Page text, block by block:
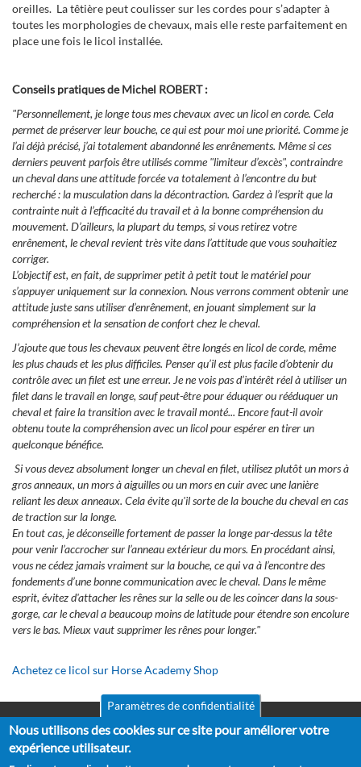
oreilles. La têtière peut coulisser sur les cordes pour s’adapter à
toutes les morphologies de chevaux, mais elle reste parfaitement en
place une fois le licol installée.
Conseils pratiques de Michel ROBERT :
"Personnellement, je longe tous mes chevaux avec un licol en corde. Cela
permet de préserver leur bouche, ce qui est pour moi une priorité. Comme je
l’ai déjà précisé, j’ai totalement abandonné les enrênements. Même si ces
derniers peuvent parfois être utilisés comme "limiteur d’excès", contraindre
un cheval dans une attitude forcée va totalement à l’encontre du but
recherché : la musculation dans la décontraction. Gardez à l’esprit que la
contrainte nuit à l’efficacité du travail et à la bonne compréhension du
mouvement. D’ailleurs, la plupart du temps, si vous retirez votre
enrênement, le cheval revient très vite dans l’attitude que vous souhaitiez
corriger.
L’objectif est, en fait, de supprimer petit à petit tout le matériel pour
s’appuyer uniquement sur la connexion. Nous verrons comment obtenir une
attitude juste sans utiliser d’enrênement, en jouant simplement sur la
compréhension et la sensation de confort chez le cheval.
J’ajoute que tous les chevaux peuvent être longés en licol de corde, même
les plus chauds et les plus difficiles. Penser qu’il est plus facile d’obtenir du
contrôle avec un filet est une erreur. Je ne vois pas d’intérêt réel à utiliser un
filet dans le travail en longe, sauf peut-être pour éduquer ou rééduquer un
cheval et faire la transition avec le travail monté... Encore faut-il avoir
obtenu toute la compréhension avec un licol pour espérer en tirer un
quelconque bénéfice.
Si vous devez absolument longer un cheval en filet, utilisez plutôt un mors à
gros anneaux, un mors à aiguilles ou un mors en cuir avec une lanière
reliant les deux anneaux. Cela évite qu'il sorte de la bouche du cheval en cas
de traction sur la longe.
En tout cas, je déconseille fortement de passer la longe par-dessus la tête
pour venir l’accrocher sur l’anneau extérieur du mors. En procédant ainsi,
vous ne cédez jamais vraiment sur la bouche, ce qui va à l’encontre des
fondements d’une bonne communication avec le cheval. Dans le même
esprit, évitez d'attacher les rênes sur la selle ou de les coincer dans la sous-
gorge, car le cheval a beaucoup moins de latitude pour étendre son encolure
vers le bas. Mieux vaut supprimer les rênes pour longer."
Achetez ce licol sur Horse Academy Shop
Pied
Mentions légales
CGV
Paramètres de confidentialité
Nous utilisons des cookies sur ce site pour améliorer votre
expérience utilisateur.